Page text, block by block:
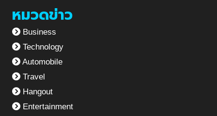
หมวดข่าว
Business
Technology
Automobile
Travel
Hangout
Entertainment